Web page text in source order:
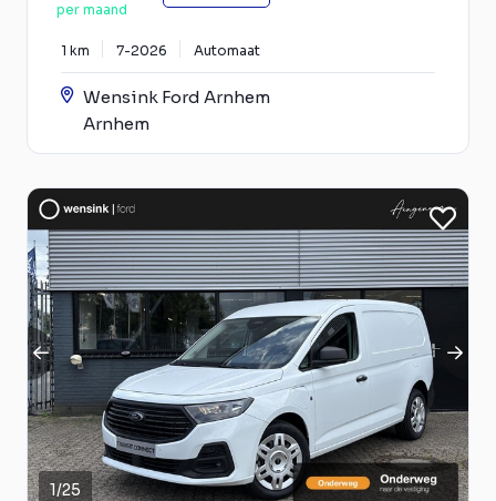
per maand
1 km 7-2026 Automaat
Wensink Ford Arnhem
Arnhem
1/25